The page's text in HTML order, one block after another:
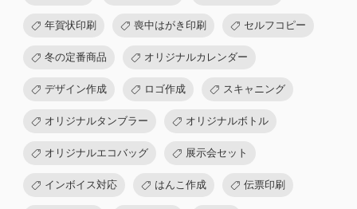
年賀状印刷 喪中はがき印刷 セルフコピー
冬の定番商品 オリジナルカレンダー
デザイン作成 ロゴ作成 スキャニング
オリジナルタンブラー オリジナルボトル
オリジナルエコバッグ 展示会セット
インボイス対応 はんこ作成 伝票印刷